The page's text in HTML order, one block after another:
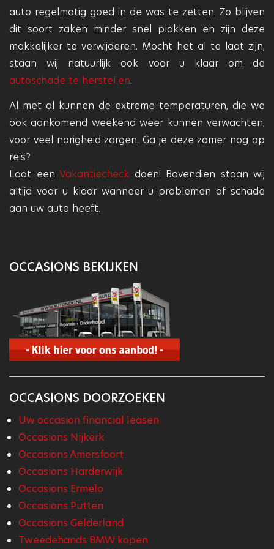
auto regelmatig goed in de was te zetten. Zo blijven
dit soort zaken minder snel plakken en zijn deze
makkelijker te verwijderen. Mocht het al te laat zijn,
staan wij natuurlijk ook voor u klaar om de
autoschade te herstellen.
Al met al kunnen de extreme temperaturen, die we
ook aankomend weekend weer kunnen verwachten,
voor veel narigheid zorgen. Ga je deze zomer nog op
reis?
Laat een Vakantiecheck doen! Bovendien staan wij
altijd voor u klaar wanneer u problemen of schade
aan uw auto heeft.
OCCASIONS BEKIJKEN
OCCASIONS DOORZOEKEN
Uw occasion financial leasen
Occasions Nijkerk
Occasions Amersfoort
Occasions Harderwijk
Occasions Ermelo
Occasions Putten
Occasions Gelderland
Tweedehands BMW kopen